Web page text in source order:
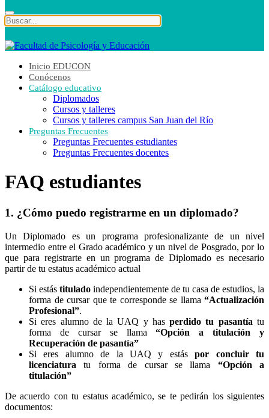
Inicio EDUCON
Conócenos
Catálogo educativo
Diplomados
Cursos y talleres
Cursos y talleres campus San Juan del Río
Preguntas Frecuentes
Preguntas Frecuentes estudiantes
Preguntas Frecuentes docentes
FAQ estudiantes
1. ¿Cómo puedo registrarme en un diplomado?
Un Diplomado es un programa profesionalizante de un nivel
intermedio entre el Grado académico y un nivel de Posgrado, por lo
que para registrarte en un programa de Diplomado es necesario
partir de tu estatus académico actual
Si estás titulado independientemente de tu casa de estudios, la
forma de cursar que te corresponde se llama “Actualización
Profesional”.
Si eres alumno de la UAQ y hasperdido tu pasantía tu
forma de cursar se llama“Opción a titulación y
Recuperación de pasantía”
Si eres alumno de la UAQ y estáspor concluir tu
licenciatura tu forma de cursar se llama “Opción a
titulación”
De acuerdo con tu estatus académico, se te pedirán los siguientes
documentos: